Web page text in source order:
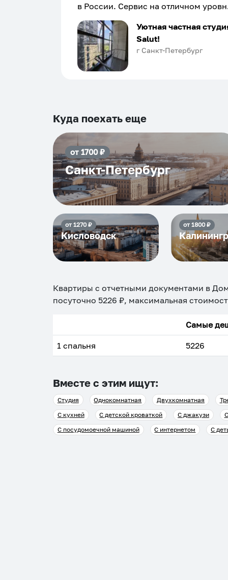
в России. Сервис на отличном
Хозяин апартаментов доброй души
человек, всегда можно
подскажет что как и почему.
Рекомендуем на 100% и вам, и
и сами будем приезжать еще...
Уютная частная
Salut!
г Санкт-Петербург
Куда поехать еще
от 1700₽
Санкт-Петербург
от 1270₽
Кисловодск
от 1800₽
Квартиры с отчетными документами в
посуточно 5226 ₽, максимальная
Самые
1 спальня 5226
Вместе с этим ищут:
Студия Однокомнатная Двухкомнатная
С кухней
С детской кроваткой С джакузи
С посудомоечной машиной
С интернетом С